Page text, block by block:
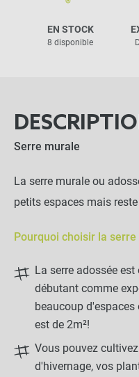
EN STOCK
8 disponible
Serre murale
La serre murale ou
petits espaces mais
Pourquoi choisir la serre
La serre adossée
débutant comme
beaucoup
est de 2m²!
Vous pouvez
d'hivernage, vos